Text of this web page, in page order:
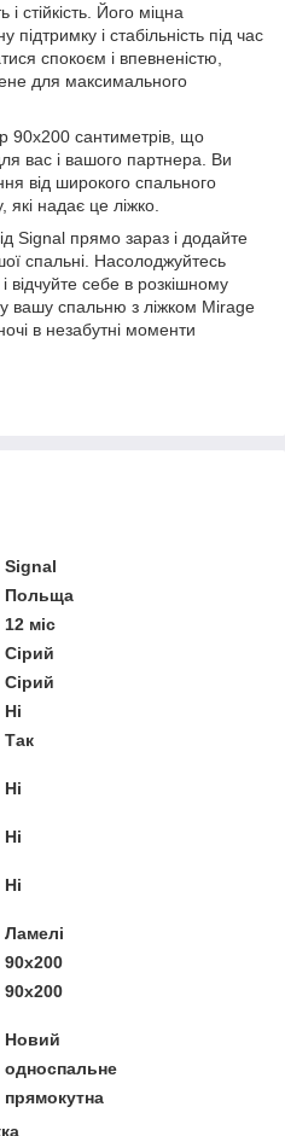
і стійкість. Його міцна
підтримку і стабільність під час
спокоєм і впевненістю,
для максимального
90х200 сантиметрів, що
вас і вашого партнера. Ви
від широкого спального
які надає це ліжко.
Signal прямо зараз і додайте
спальні. Насолоджуйтесь
відчуйте себе в розкішному
вашу спальню з ліжком Mirage
в незабутні моменти
Signal
Польща
12 міс
Сірий
Сірий
Ні
Так
Ні
Ні
Ні
Ламелі
90х200
90х200
Новий
односпальне
прямокутна